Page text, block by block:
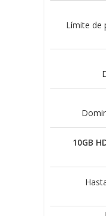
Límite de
10GB